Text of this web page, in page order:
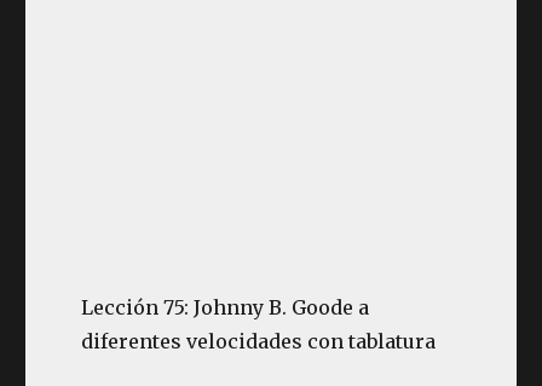
Lección 75: Johnny B. Goode a
diferentes velocidades con tablatura